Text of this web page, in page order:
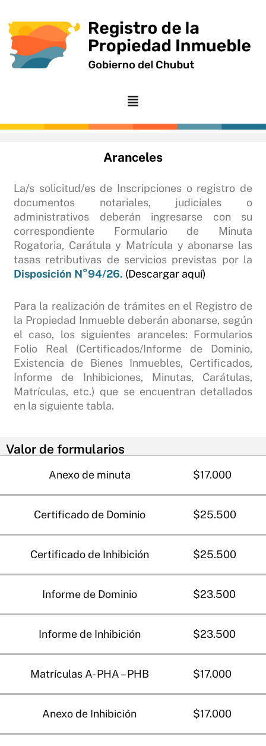
Ir
al
contenido
Aranceles
La/s solicitud/es de Inscripciones o registro de
documentos notariales, judiciales o
administrativos deberán ingresarse con su
correspondiente Formulario de Minuta
Rogatoria, Carátula y Matrícula y abonarse las
tasas retributivas de servicios previstas por la
Disposición N°94/26. (Descargar aquí)
Para la realización de trámites en el Registro de
la Propiedad Inmueble deberán abonarse, según
el caso, los siguientes aranceles: Formularios
Folio Real (Certificados/Informe de Dominio,
Existencia de Bienes Inmuebles, Certificados,
Informe de Inhibiciones, Minutas, Carátulas,
Matrículas, etc.) que se encuentran detallados
en la siguiente tabla.
Valor de formularios
Anexo de minuta $17.000
Certificado de Dominio $25.500
Certificado de Inhibición $25.500
Informe de Dominio $23.500
Informe de Inhibición $23.500
Matrículas A- PHA – PHB $17.000
Anexo de Inhibición $17.000